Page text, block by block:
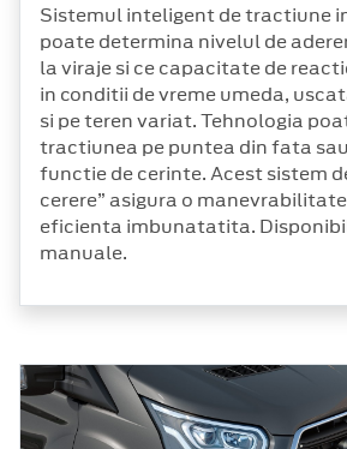
Sistemul inteligent de tractiune
poate determina nivelul de
la viraje si ce capacitate de
in conditii de vreme umeda,
si pe teren variat. Tehnologia
tractiunea pe puntea din fata
functie de cerinte. Acest sistem
cerere” asigura o
eficienta imbunatatita.
manuale.